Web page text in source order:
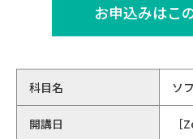
お申込みはこ
科目名 ソ
開講日